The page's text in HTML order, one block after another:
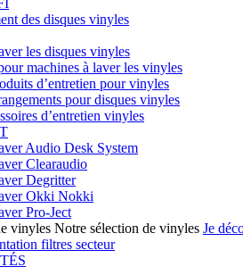
des disques vinyles
les disques vinyles
machines à laver les vinyles
d’entretien pour vinyles
pour disques vinyles
d’entretien vinyles
Audio Desk System
Clearaudio
Degritter
Okki Nokki
Pro-Ject
Notre sélection de vinyles Je
filtres secteur